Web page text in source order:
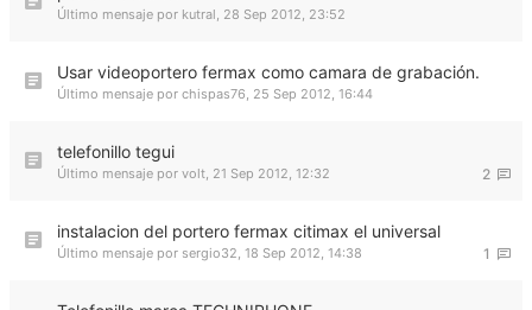
Último mensaje por kutral, 28 Sep 2012, 23:52
Usar videoportero fermax como camara de grabación.
Último mensaje por chispas76, 25 Sep 2012, 16:44
telefonillo tegui
2
Último mensaje por volt, 21 Sep 2012, 12:32
instalacion del portero fermax citimax el universal
1
Último mensaje por sergio32, 18 Sep 2012, 14:38